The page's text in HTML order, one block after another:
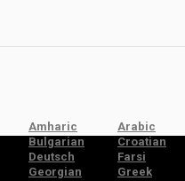
Amharic
Arabic
Bulgarian
Croatian
Deutsch
Farsi
Georgian
Greek